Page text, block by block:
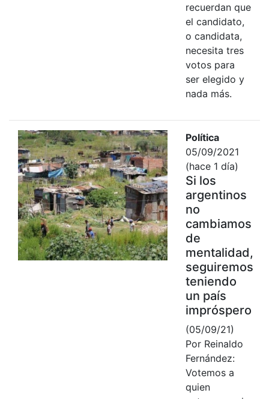
recuerdan que
el candidato,
o candidata,
necesita tres
votos para
ser elegido y
nada más.
Política
05/09/2021
(hace 1 día)
Si los
argentinos
no
cambiamos
de
mentalidad,
seguiremos
teniendo
un país
impróspero
(05/09/21)
Por Reinaldo
Fernández:
Votemos a
quien